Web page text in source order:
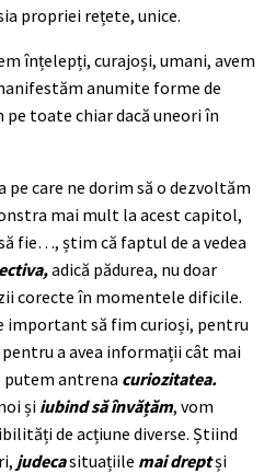
propriei rețete, unice.
înțelepți, curajoși, umani, avem
anumite forme de
toate chiar dacă uneori în
pe care ne dorim să o dezvoltăm
mai mult la acest capitol,
fie…, știm că faptul de a vedea
adică pădurea, nu doar
corecte în momentele dificile.
important să fim curioși, pentru
a avea informații cât mai
putem antrena curiozitatea.
și iubind să învățăm, vom
de acțiune diverse. Știind
judecasituațiile mai dreptși